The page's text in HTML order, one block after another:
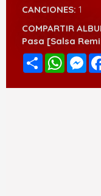
CANCIONES: 1
COMPARTIR
Pasa [Salsa
Compartir